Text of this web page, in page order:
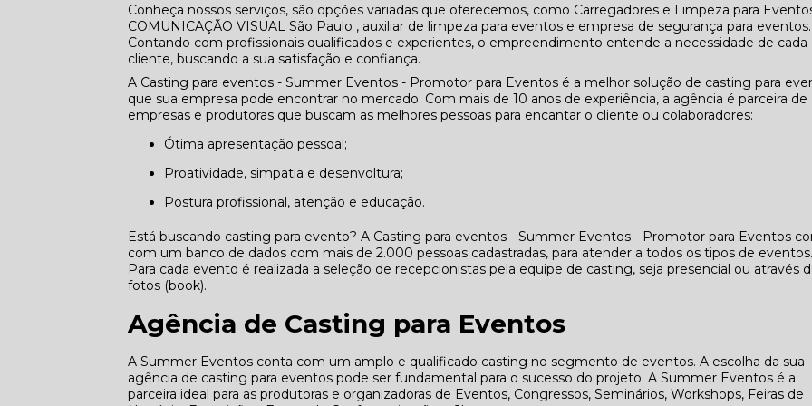
Conheça nossos serviços, são opções variadas que oferecemos, como Carregadores e Limpeza para
COMUNICAÇÃO VISUAL São Paulo , auxiliar de limpeza para eventos e empresa de segurança para eventos.
Contando com profissionais qualificados e experientes, o empreendimento entende a necessidade de cada
cliente, buscando a sua satisfação e confiança.
A Casting para eventos - Summer Eventos - Promotor para Eventos é a melhor solução de casting para
que sua empresa pode encontrar no mercado. Com mais de 10 anos de experiência, a agência é parceira de
empresas e produtoras que buscam as melhores pessoas para encantar o cliente ou colaboradores:
Ótima apresentação pessoal;
Proatividade, simpatia e desenvoltura;
Postura profissional, atenção e educação.
Está buscando casting para evento? A Casting para eventos - Summer Eventos - Promotor para Eventos
com um banco de dados com mais de 2.000 pessoas cadastradas, para atender a todos os tipos de eventos.
Para cada evento é realizada a seleção de recepcionistas pela equipe de casting, seja presencial ou através
fotos (book).
Agência de Casting para Eventos
A Summer Eventos conta com um amplo e qualificado casting no segmento de eventos. A escolha da sua
agência de casting para eventos pode ser fundamental para o sucesso do projeto. A Summer Eventos é a
parceira ideal para as produtoras e organizadoras de Eventos, Congressos, Seminários, Workshops, Feiras de